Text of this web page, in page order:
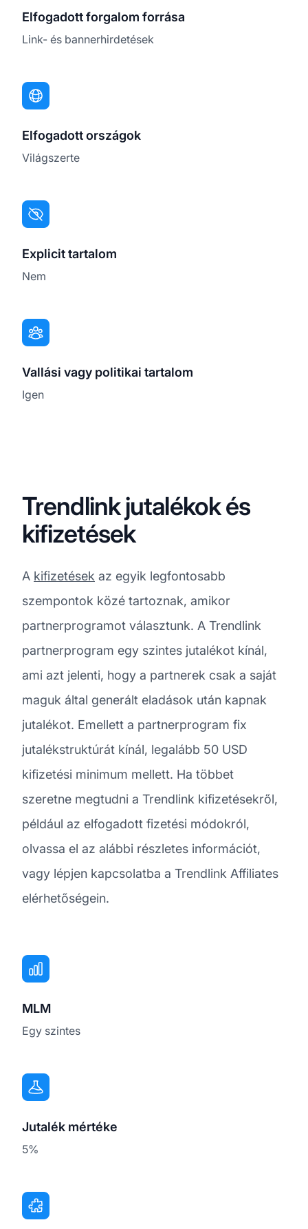
Elfogadott forgalom forrása
Link- és bannerhirdetések
Elfogadott országok
Világszerte
Explicit tartalom
Nem
Vallási vagy politikai tartalom
Igen
Trendlink jutalékok és
kifizetések
A kifizetések az egyik legfontosabb
szempontok közé tartoznak, amikor
partnerprogramot választunk. A Trendlink
partnerprogram egy szintes jutalékot kínál,
ami azt jelenti, hogy a partnerek csak a saját
maguk által generált eladások után kapnak
jutalékot. Emellett a partnerprogram fix
jutalékstruktúrát kínál, legalább 50 USD
kifizetési minimum mellett. Ha többet
szeretne megtudni a Trendlink kifizetésekről,
például az elfogadott fizetési módokról,
olvassa el az alábbi részletes információt,
vagy lépjen kapcsolatba a Trendlink Affiliates
elérhetőségein.
MLM
Egy szintes
Jutalék mértéke
5%